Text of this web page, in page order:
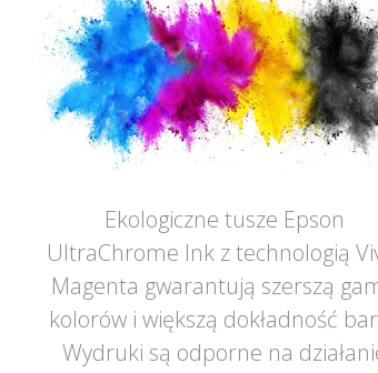
Ekologiczne tusze Epson
UltraChrome Ink z technologią
Magenta gwarantują szerszą
kolorów i większą dokładność
Wydruki są odporne na